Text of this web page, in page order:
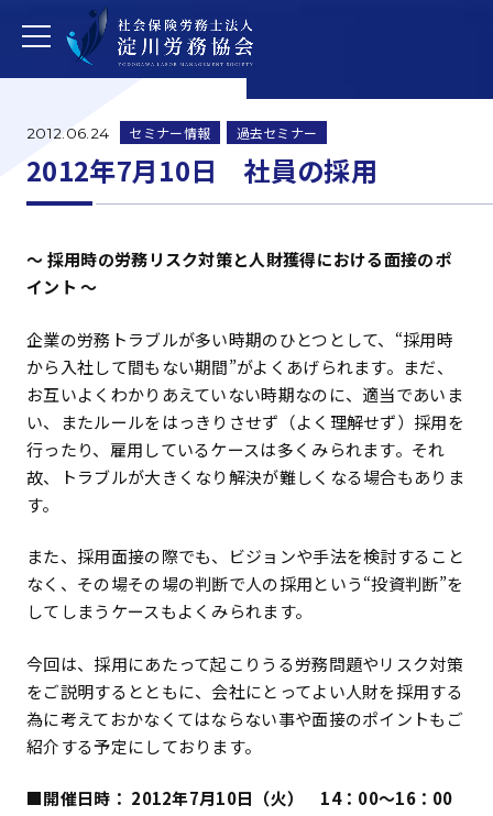
2012.06.24 セミナー情報 過去セミナー
2012年7月10日 社員の採用
～ 採用時の労務リスク対策と人財獲得における面接のポ
イント ～
企業の労務トラブルが多い時期のひとつとして、“採用時
から入社して間もない期間”がよくあげられます。まだ、
お互いよくわかりあえていない時期なのに、適当であいま
い、またルールをはっきりさせず（よく理解せず）採用を
行ったり、雇用しているケースは多くみられます。それ
故、トラブルが大きくなり解決が難しくなる場合もありま
す。
また、採用面接の際でも、ビジョンや手法を検討すること
なく、その場その場の判断で人の採用という“投資判断”を
してしまうケースもよくみられます。
今回は、採用にあたって起こりうる労務問題やリスク対策
をご説明するとともに、会社にとってよい人財を採用する
為に考えておかなくてはならない事や面接のポイントもご
紹介する予定にしております。
■開催日時： 2012年7月10日（火） 14：00～16：00